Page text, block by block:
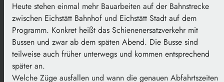
Heute stehen einmal mehr Bauarbeiten auf der Bahnstrecke
zwischen Eichstätt Bahnhof und Eichstätt Stadt auf dem
Programm. Konkret heißt das Schienenersatzverkehr mit
Bussen und zwar ab dem späten Abend. Die Busse sind
teilweise auch früher unterwegs und kommen entsprechend
später an.
Welche Züge ausfallen und wann die genauen Abfahrtszeiten